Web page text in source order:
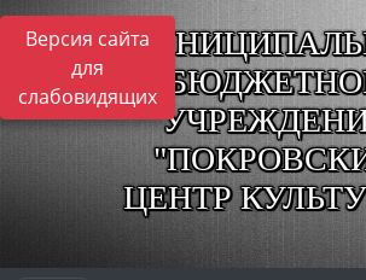
Версия сайта
для
слабовидящих
ЦЕНТР